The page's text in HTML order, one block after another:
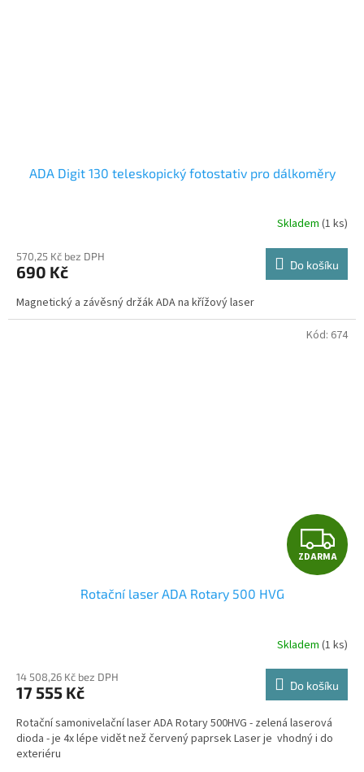
ADA Digit 130 teleskopický fotostativ pro dálkoměry
produktu
je
z
5
Skladem(1 ks)
570,25 Kč bez DPH
690 Kč Do košíku
Magnetický a závěsný držák ADA na křížový laser
Z
D
R
M
A
ZDARMA
Rotační laser ADA Rotary 500 HVG
produktu
je
z
5
hvězdiček.
Skladem(1 ks)
14 508,26 Kč bez DPH
17 555 Kč Do košíku
Rotační samonivelační laser ADA Rotary 500HVG - zelená laserová
dioda - je 4x lépe vidět než červený paprsek Laser je vhodný i do
exteriéru
Kód: 674